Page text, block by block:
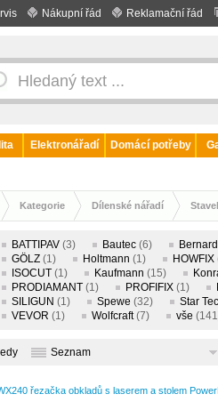
Nákupní řád Reklamační řád
Elektronářadí Domácí potřeby
Kategorie Dílenské nářadí
BATTIPAV (3) Bautec (6)
GÖLZ (1) Holtmann (1) HOWFIX
ISOCUT (1) Kaufmann (15)
PRODIAMANT (1) PROFIFIX (1)
SILIGUN (1) Spewe (32) Star Tec
VEVOR (1) Wolfcraft (7) vše
Seznam
řezačka obkladů s laserem a stolem